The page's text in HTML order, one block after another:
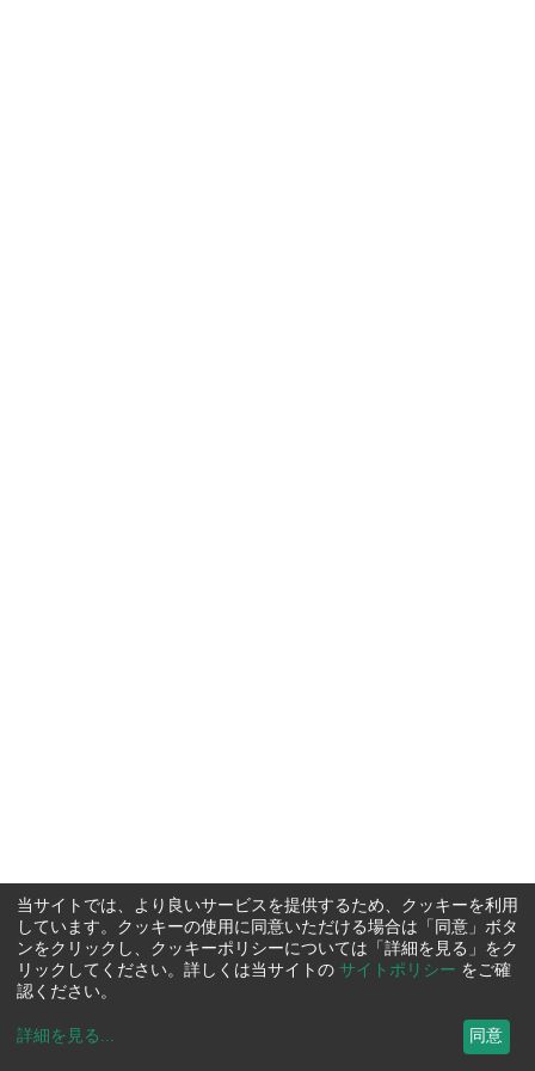
当サイトでは、より良いサービスを提供するため、クッキーを利用
しています。クッキーの使用に同意いただける場合は「同意」ボタ
ンをクリックし、クッキーポリシーについては「詳細を見る」をク
リックしてください。詳しくは当サイトの サイトポリシー をご確
認ください。
詳細を見る ... 同意